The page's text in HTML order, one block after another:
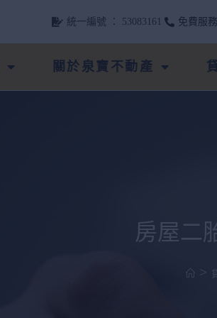
統一編號 ： 53083161 免費服
關於泉寶不動產
房屋二
>